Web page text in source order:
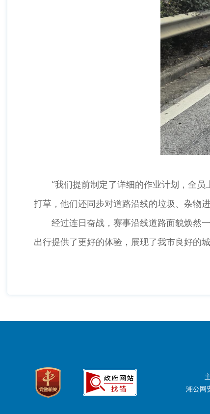
“我们提前制定了详细的作业计划，全员
打草，他们还同步对道路沿线的垃圾、杂物
经过连日奋战，赛事沿线道路面貌焕然一
出行提供了更好的体验，展现了我市良好的
湘公网